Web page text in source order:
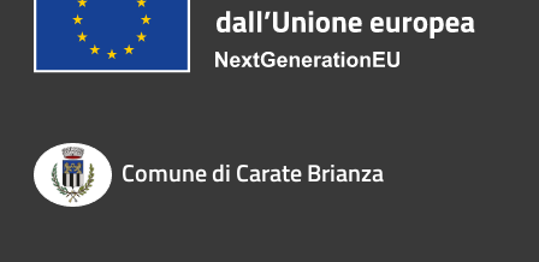
Comune di Carate Brianza